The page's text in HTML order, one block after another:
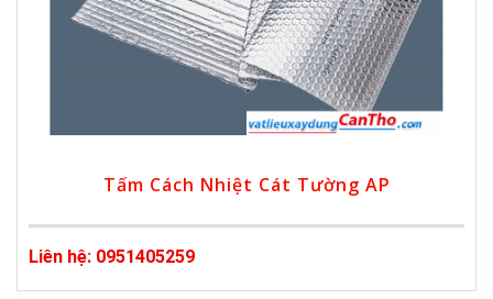
Tấm Cách Nhiệt Cát Tường AP
Liên hệ: 0951405259